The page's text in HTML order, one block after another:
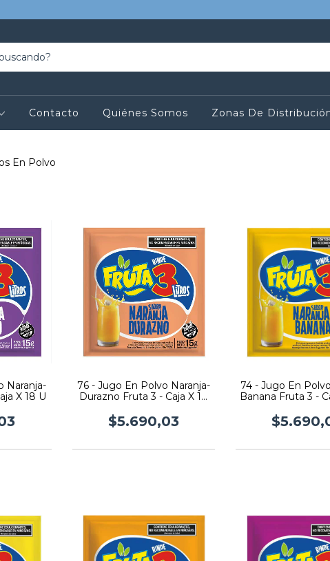
Contacto Quiénes Somos Zonas De
En Polvo
Naranja-
X 18 U
76 - Jugo En Polvo Naranja-
Durazno Fruta 3 - Caja X 18
$5.690,03
74 - Jugo En
Banana Fruta 3 -